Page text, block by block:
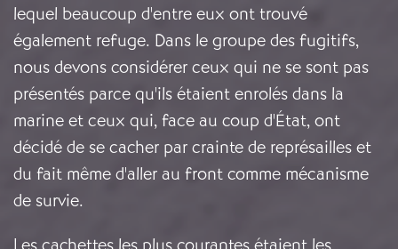
lequel beaucoup d'entre eux ont trouvé
également refuge. Dans le groupe des fugitifs,
nous devons considérer ceux qui ne se sont pas
présentés parce qu'ils étaient enrolés dans la
marine et ceux qui, face au coup d'État, ont
décidé de se cacher par crainte de représailles et
du fait même d'aller au front comme mécanisme
de survie.